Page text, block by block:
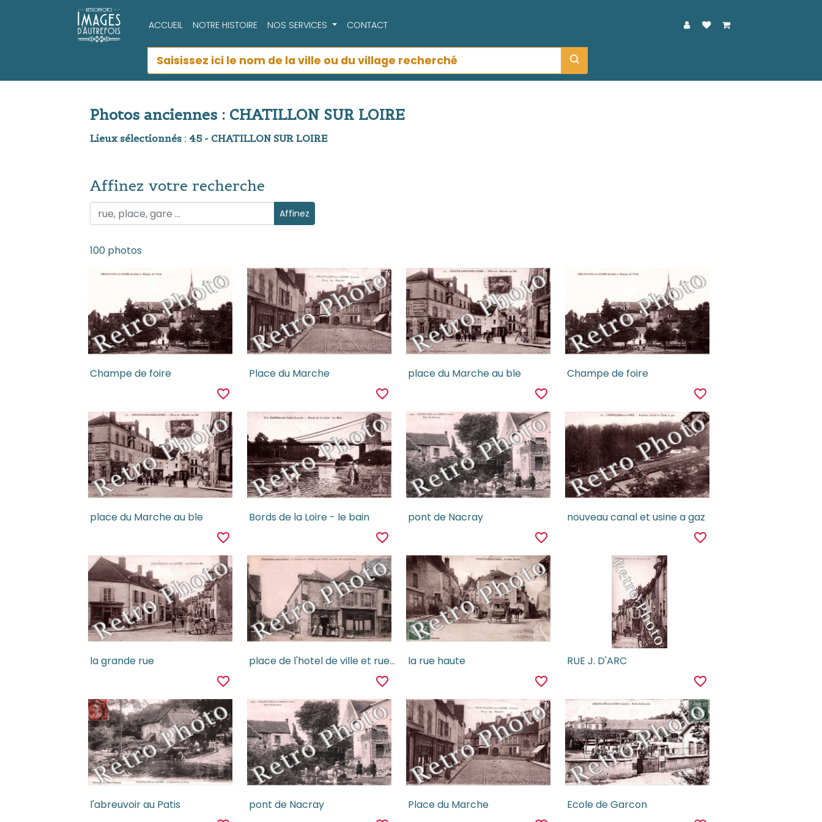
ACCUEIL NOTRE HISTOIRE NOS SERVICES CONTACT
Photos anciennes : CHATILLON SUR LOIRE
Lieux sélectionnés : 45 - CHATILLON SUR LOIRE
Affinez votre recherche
Affinez votre recherche Affinez
100 photos
Champe de foire
favorite_border
Place du Marche
favorite_border
place du Marche au ble
favorite_border
Champe de foire
favorite_border
place du Marche au ble
favorite_border
Bords de la Loire - le bain
favorite_border
pont de Nacray
favorite_border
nouveau canal et usine a gaz
favorite_border
la grande rue
favorite_border
place de l'hotel de ville et rue de Chambon
favorite_border
la rue haute
favorite_border
RUE J. D'ARC
favorite_border
l'abreuvoir au Patis pont de Nacray Place du Marche Ecole de Garcon